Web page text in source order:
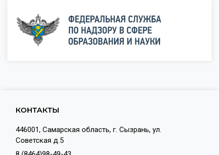
КОНТАКТЫ
446001, Самарская область, г. Сызрань, ул.
Советская д.5